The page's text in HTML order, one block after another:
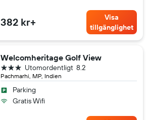
382 kr+
Visa
tillgänglighet
Welcomheritage Golf View
Pachmarhi, MP, Indien
8.2
Utomordentligt
3 stjärnor
Parking
Gratis Wifi